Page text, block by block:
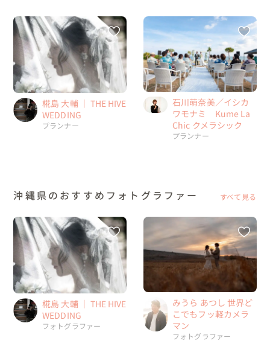
椛島 大輔 ｜ THE HIVE
WEDDING
プランナー
石川萌奈美／イシカ
ワモナミ Kume La
Chic クメラシック
プランナー
沖縄県のおすすめフォトグラファー すべて見る
椛島 大輔 ｜ THE HIVE
WEDDING
フォトグラファー
みうら あつし 世界ど
こでもフッ軽カメラ
マン
フォトグラファー